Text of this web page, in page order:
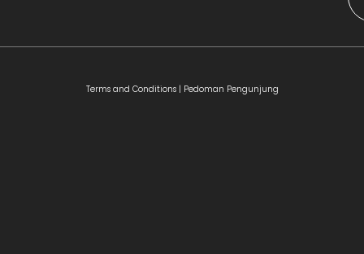
Terms and Conditions | Pedoman Pengunjung